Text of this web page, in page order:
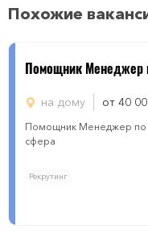
Похожие
Помощник Менеджер
на дому от 40
Помощник Менеджер по
сфера
Рекрутинг